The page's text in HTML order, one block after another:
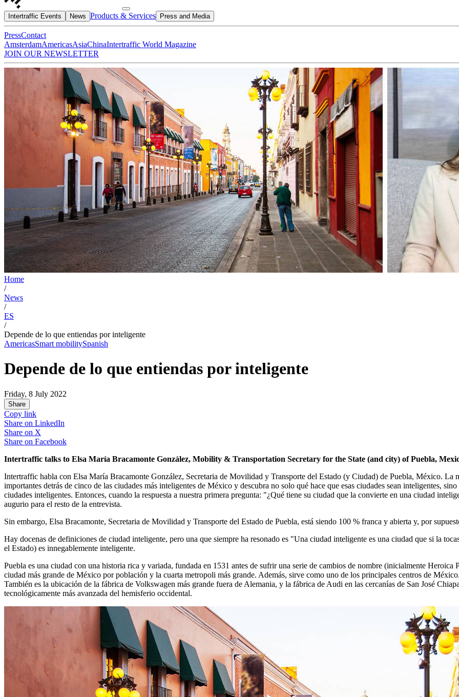
Intertraffic Events News Products & Services Press and Media
PressContact
AmsterdamAmericasAsiaChinaIntertraffic World Magazine
JOIN OUR NEWSLETTER
Home
/
News
/
ES
/
Depende de lo que entiendas por inteligente
AmericasSmart mobilitySpanish
Depende de lo que entiendas por inteligente
Friday, 8 July 2022
Share
Copy link
Share on LinkedIn
Share on X
Share on Facebook
Intertraffic talks to Elsa María Bracamonte González, Mobility & Transportation Secretary for the State (and city) of Puebla,
Intertraffic habla con Elsa María Bracamonte González, Secretaria de Movilidad y Transporte del Estado (y Ciudad) de Puebla, México.
importantes detrás de cinco de las ciudades más inteligentes de México y descubra no solo qué hace que esas ciudades sean inteligentes,
ciudades inteligentes. Entonces, cuando la respuesta a nuestra primera pregunta: "¿Qué tiene su ciudad que la convierte en una ciudad
augurio para el resto de la entrevista.
Sin embargo, Elsa Bracamonte, Secretaria de Movilidad y Transporte del Estado de Puebla, está siendo 100 % franca y abierta y, por
Hay docenas de definiciones de ciudad inteligente, pero una que siempre ha resonado es "Una ciudad inteligente es una ciudad que si la
el Estado) es innegablemente inteligente.
Puebla es una ciudad con una historia rica y variada, fundada en 1531 antes de sufrir una serie de cambios de nombre (inicialmente
ciudad más grande de México por población y la cuarta metropoli más grande. Además, sirve como uno de los principales centros de
También es la ubicación de la fábrica de Volkswagen más grande fuera de Alemania, y la fábrica de Audi en las cercanías de San José
tecnológicamente más avanzada del hemisferio occidental.